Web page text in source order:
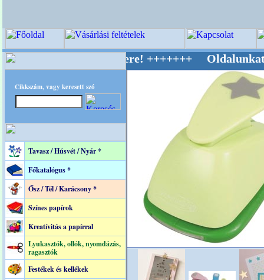
Cikkszám, vagy keresett szó
Tavasz / Húsvét / Nyár *
Főkatalógus *
Ősz / Tél / Karácsony *
Színes papírok
Kreatívitás a papírral
Lyukasztók, ollók, nyomdázás,
ragasztók
Festékek és kellékek
Világ Mestere! +++++++ Oldalunkat